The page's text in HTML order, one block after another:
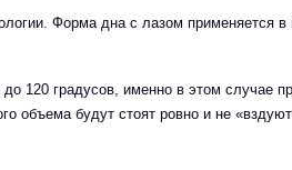
Форма дна с лазом применяется
120 градусов, именно в этом случае
объема будут стоят ровно и не